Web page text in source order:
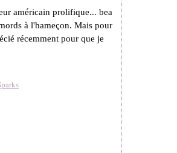
américain prolifique... bea
à l'hameçon. Mais pour
récemment pour que je